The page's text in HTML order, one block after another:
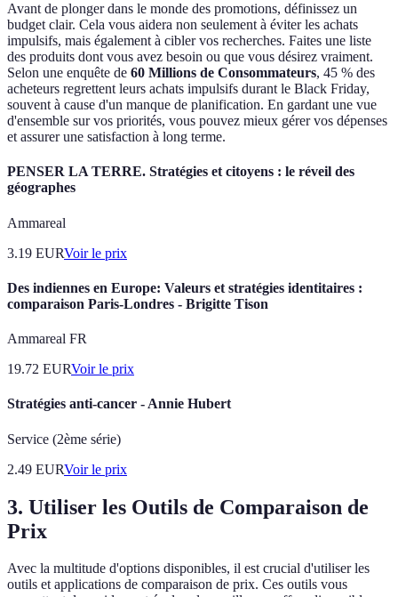
Avant de plonger dans le monde des promotions, définissez un
budget clair. Cela vous aidera non seulement à éviter les achats
impulsifs, mais également à cibler vos recherches. Faites une liste
des produits dont vous avez besoin ou que vous désirez vraiment.
Selon une enquête de 60 Millions de Consommateurs, 45 % des
acheteurs regrettent leurs achats impulsifs durant le Black Friday,
souvent à cause d'un manque de planification. En gardant une vue
d'ensemble sur vos priorités, vous pouvez mieux gérer vos dépenses
et assurer une satisfaction à long terme.
PENSER LA TERRE. Stratégies et citoyens : le réveil des
géographes
Ammareal
3.19 EURVoir le prix
Des indiennes en Europe: Valeurs et stratégies identitaires :
comparaison Paris-Londres - Brigitte Tison
Ammareal FR
19.72 EURVoir le prix
Stratégies anti-cancer - Annie Hubert
Service (2ème série)
2.49 EURVoir le prix
3. Utiliser les Outils de Comparaison de
Prix
Avec la multitude d'options disponibles, il est crucial d'utiliser les
outils et applications de comparaison de prix. Ces outils vous